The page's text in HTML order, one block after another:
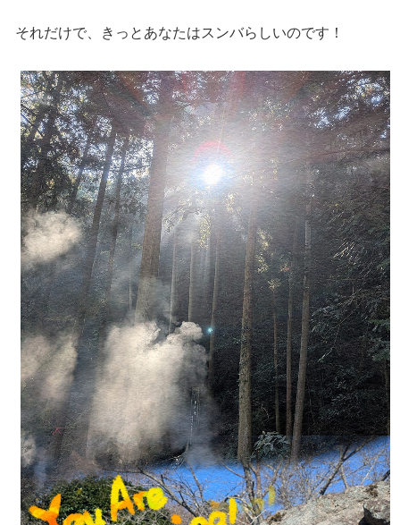
それだけで、きっとあなたはスンバらしいのです！